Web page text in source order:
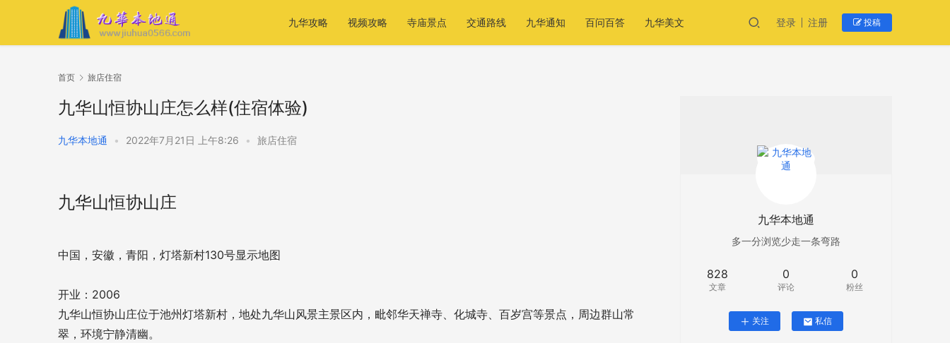
九华攻略 视频攻略 寺庙景点 交通路线 九华通知 百问百答 九华美文 登录 注册 投稿
首页 旅店住宿
九华山恒协山庄怎么样(住宿体验)
九华本地通 • 2022年7月21日 上午8:26 • 旅店住宿
九华山恒协山庄
中国，安徽，青阳，灯塔新村130号显示地图
开业：2006
九华山恒协山庄位于池州灯塔新村，地处九华山风景主景区内，毗邻华天禅寺、化城寺、百岁宫等景点，周边群山常
翠，环境宁静清幽。
九华本地通
多一分浏览少走一条弯路
828
文章
0
评论
0
粉丝
关注 私信